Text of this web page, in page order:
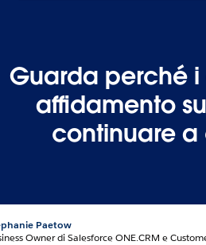
Guarda perché
affidamento
continuare a
Business Owner